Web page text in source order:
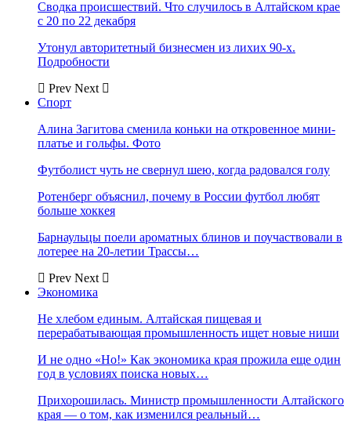
Сводка происшествий. Что случилось в Алтайском крае
с 20 по 22 декабря
Утонул авторитетный бизнесмен из лихих 90-х.
Подробности
Prev Next
Спорт
Алина Загитова сменила коньки на откровенное мини-
платье и гольфы. Фото
Футболист чуть не свернул шею, когда радовался голу
Ротенберг объяснил, почему в России футбол любят
больше хоккея
Барнаульцы поели ароматных блинов и поучаствовали в
лотерее на 20-летии Трассы…
Prev Next
Экономика
Не хлебом единым. Алтайская пищевая и
перерабатывающая промышленность ищет новые ниши
И не одно «Но!» Как экономика края прожила еще один
год в условиях поиска новых…
Прихорошилась. Министр промышленности Алтайского
края — о том, как изменился реальный…